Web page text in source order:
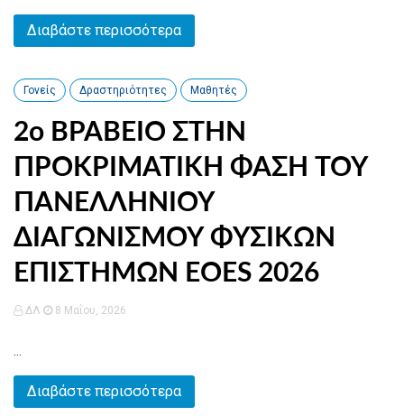
Διαβάστε περισσότερα
Γονείς Δραστηριότητες Μαθητές
2ο ΒΡΑΒΕΙΟ ΣΤΗΝ
ΠΡΟΚΡΙΜΑΤΙΚΗ ΦΑΣΗ ΤΟΥ
ΠΑΝΕΛΛΗΝΙΟΥ
ΔΙΑΓΩΝΙΣΜΟΥ ΦΥΣΙΚΩΝ
ΕΠΙΣΤΗΜΩΝ EOES 2026
ΔΛ 8 Μαΐου, 2026
...
Διαβάστε περισσότερα